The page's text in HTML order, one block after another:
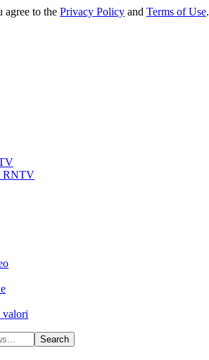
agree to the Privacy Policy and Terms of Use.
RNTV
valori